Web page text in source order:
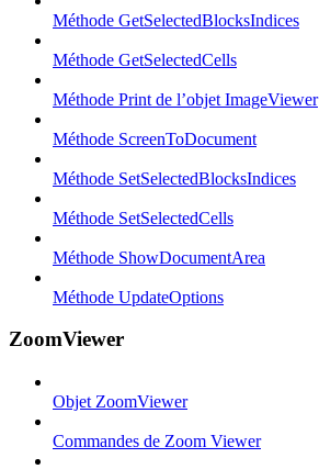
Méthode GetSelectedBlocksIndices
Méthode GetSelectedCells
Méthode Print de l’objet ImageViewer
Méthode ScreenToDocument
Méthode SetSelectedBlocksIndices
Méthode SetSelectedCells
Méthode ShowDocumentArea
Méthode UpdateOptions
ZoomViewer
Objet ZoomViewer
Commandes de Zoom Viewer